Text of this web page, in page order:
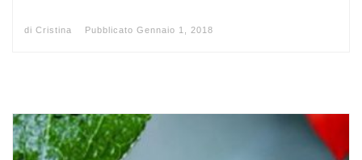
di Cristina Pubblicato Gennaio 1, 2018